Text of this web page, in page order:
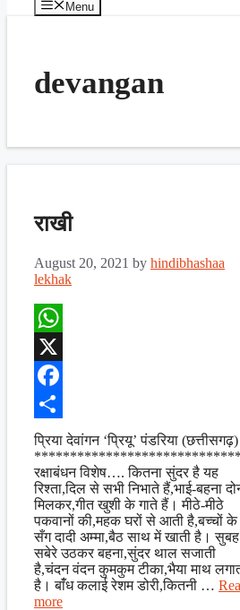
Menu
devangan
राखी
August 20, 2021 by hindibhashaa
lekhak
WhatsApp
X
Facebook
Share
प्रिया देवांगन ‘प्रियू’ पंडरिया (छत्तीसगढ़)
रक्षाबंधन विशेष…. कितना सुंदर है यह
रिश्ता,दिल से सभी निभाते हैं,भाई-बहना
मिलकर,गीत खुशी के गाते हैं। मीठे-मीठे
पकवानों की,महक घरों से आती है,बच्चों के
सँग दादी अम्मा,बैठ साथ में खाती है। सुबह
सबेरे उठकर बहना,सुंदर थाल सजाती
है,चंदन वंदन कुमकुम टीका,भैया माथ
है। बांँध कलाई रेशम डोरी,कितनी …
more